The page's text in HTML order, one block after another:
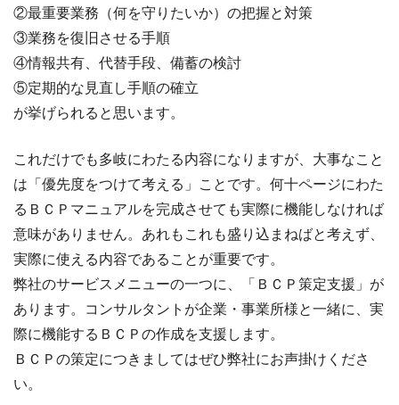
②最重要業務（何を守りたいか）の把握と対策
③業務を復旧させる手順
④情報共有、代替手段、備蓄の検討
⑤定期的な見直し手順の確立
が挙げられると思います。
これだけでも多岐にわたる内容になりますが、大事なこと
は「優先度をつけて考える」ことです。何十ページにわた
るＢＣＰマニュアルを完成させても実際に機能しなければ
意味がありません。あれもこれも盛り込まねばと考えず、
実際に使える内容であることが重要です。
弊社のサービスメニューの一つに、「ＢＣＰ策定支援」が
あります。コンサルタントが企業・事業所様と一緒に、実
際に機能するＢＣＰの作成を支援します。
ＢＣＰの策定につきましてはぜひ弊社にお声掛けくださ
い。